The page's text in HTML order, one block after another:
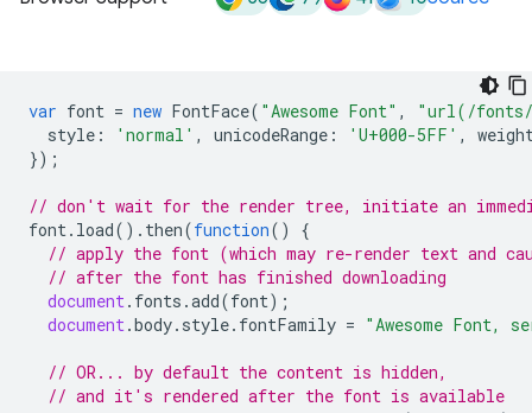
var font = new FontFace( "Awesome Font" ,
"url(/fonts/
style : 'normal' , unicodeRange : 'U+000-5FF' ,
});
// don't wait for the render tree, initiate an
font . load(). then(function()
{
// apply the font (which may re-render text and
// after the font has finished downloading
document . fonts .add(font);
document .body. style. fontFamily = "Awesome Font,
// OR... by default the content is hidden,
// and it's rendered after the font is available